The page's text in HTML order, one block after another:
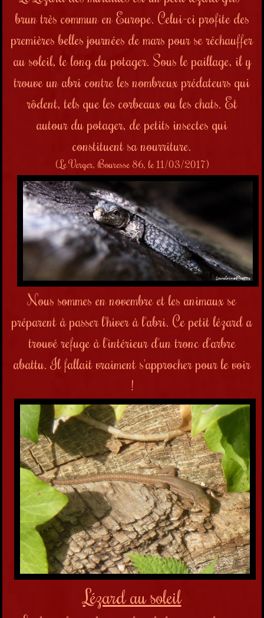
brun très commun en Europe. Celui-ci profite des
premières belles journées de mars pour se réchauffer
au soleil, le long du potager. Sous le paillage, il y
trouve un abri contre les nombreux prédateurs qui
rôdent, tels que les corbeaux ou les chats. Et
autour du potager, de petits insectes qui
constituent sa nourriture.
(Le Verger, Bouresse 86, le 11/03/2017)
Nous sommes en novembre et les animaux se
préparent à passer l'hiver à l'abri. Ce petit lézard a
trouvé refuge à l'intérieur d'un tronc d'arbre
abattu. Il fallait vraiment s'approcher pour le voir
!
Lézard au soleil